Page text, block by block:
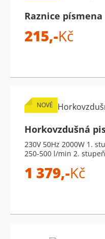
Raznice
215,-Kč
NOVÉ
Horkovzdušná
230V 50Hz 2000W 1.
250-500 l/min 2.
1 379,-Kč